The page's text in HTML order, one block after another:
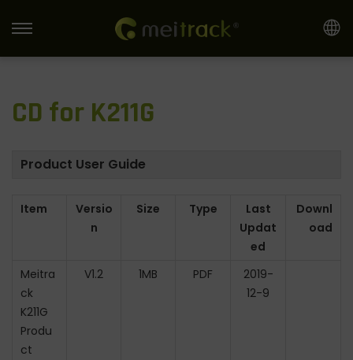
S
k
S
k
CD for K211G
Product User Guide
Item
Versio
n
Size Type
Last
Updat
ed
Downl
oad
Meitra
ck
K211G
Produ
ct
V1.2 1MB PDF
2019-
12-9